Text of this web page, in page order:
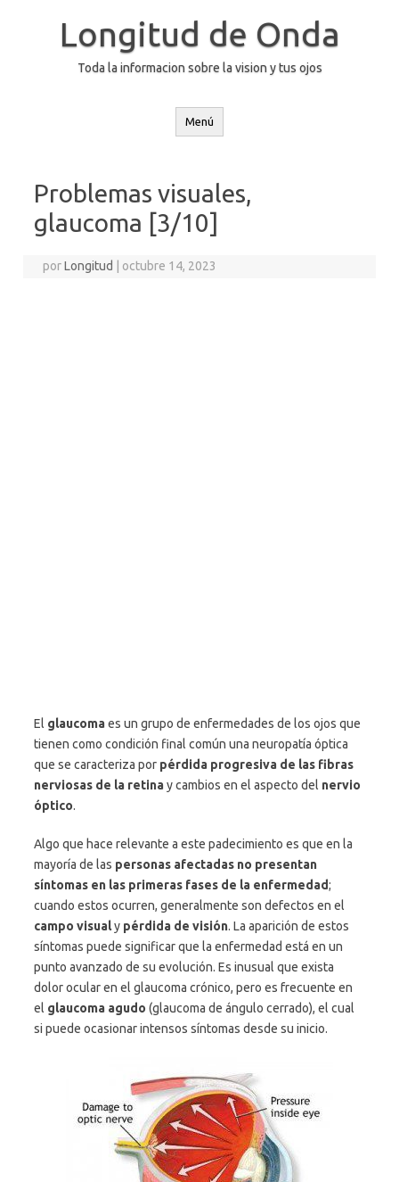
Longitud de Onda
Toda la informacion sobre la vision y tus ojos
Menú
Problemas visuales,
glaucoma [3/10]
porLongitud octubre 14, 2023
El glaucomaes un grupo de enfermedades de los ojos que
tienen como condición final común una neuropatía óptica
que se caracteriza por pérdida progresiva de las fibras
nerviosas de la retinay cambios en el aspecto del nervio
óptico.
Algo que hace relevante a este padecimiento es que en la
mayoría de las personas afectadas no presentan
síntomas en las primeras fases de la enfermedad;
cuando estos ocurren, generalmente son defectos en el
campo visualy pérdida de visión. La aparición de estos
síntomas puede significar que la enfermedad está en un
punto avanzado de su evolución. Es inusual que exista
dolor ocular en el glaucoma crónico, pero es frecuente en
el glaucoma agudo (glaucoma de ángulo cerrado), el cual
si puede ocasionar intensos síntomas desde su inicio.